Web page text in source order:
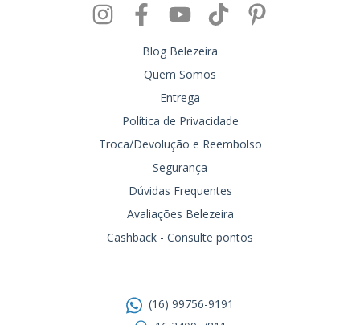
Blog Belezeira
Quem Somos
Entrega
Política de Privacidade
Troca/Devolução e Reembolso
Segurança
Dúvidas Frequentes
Avaliações Belezeira
Cashback - Consulte pontos
(16) 99756-9191